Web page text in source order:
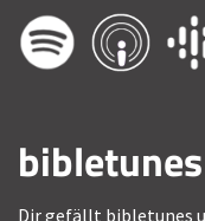
Dir gefällt bibletunes